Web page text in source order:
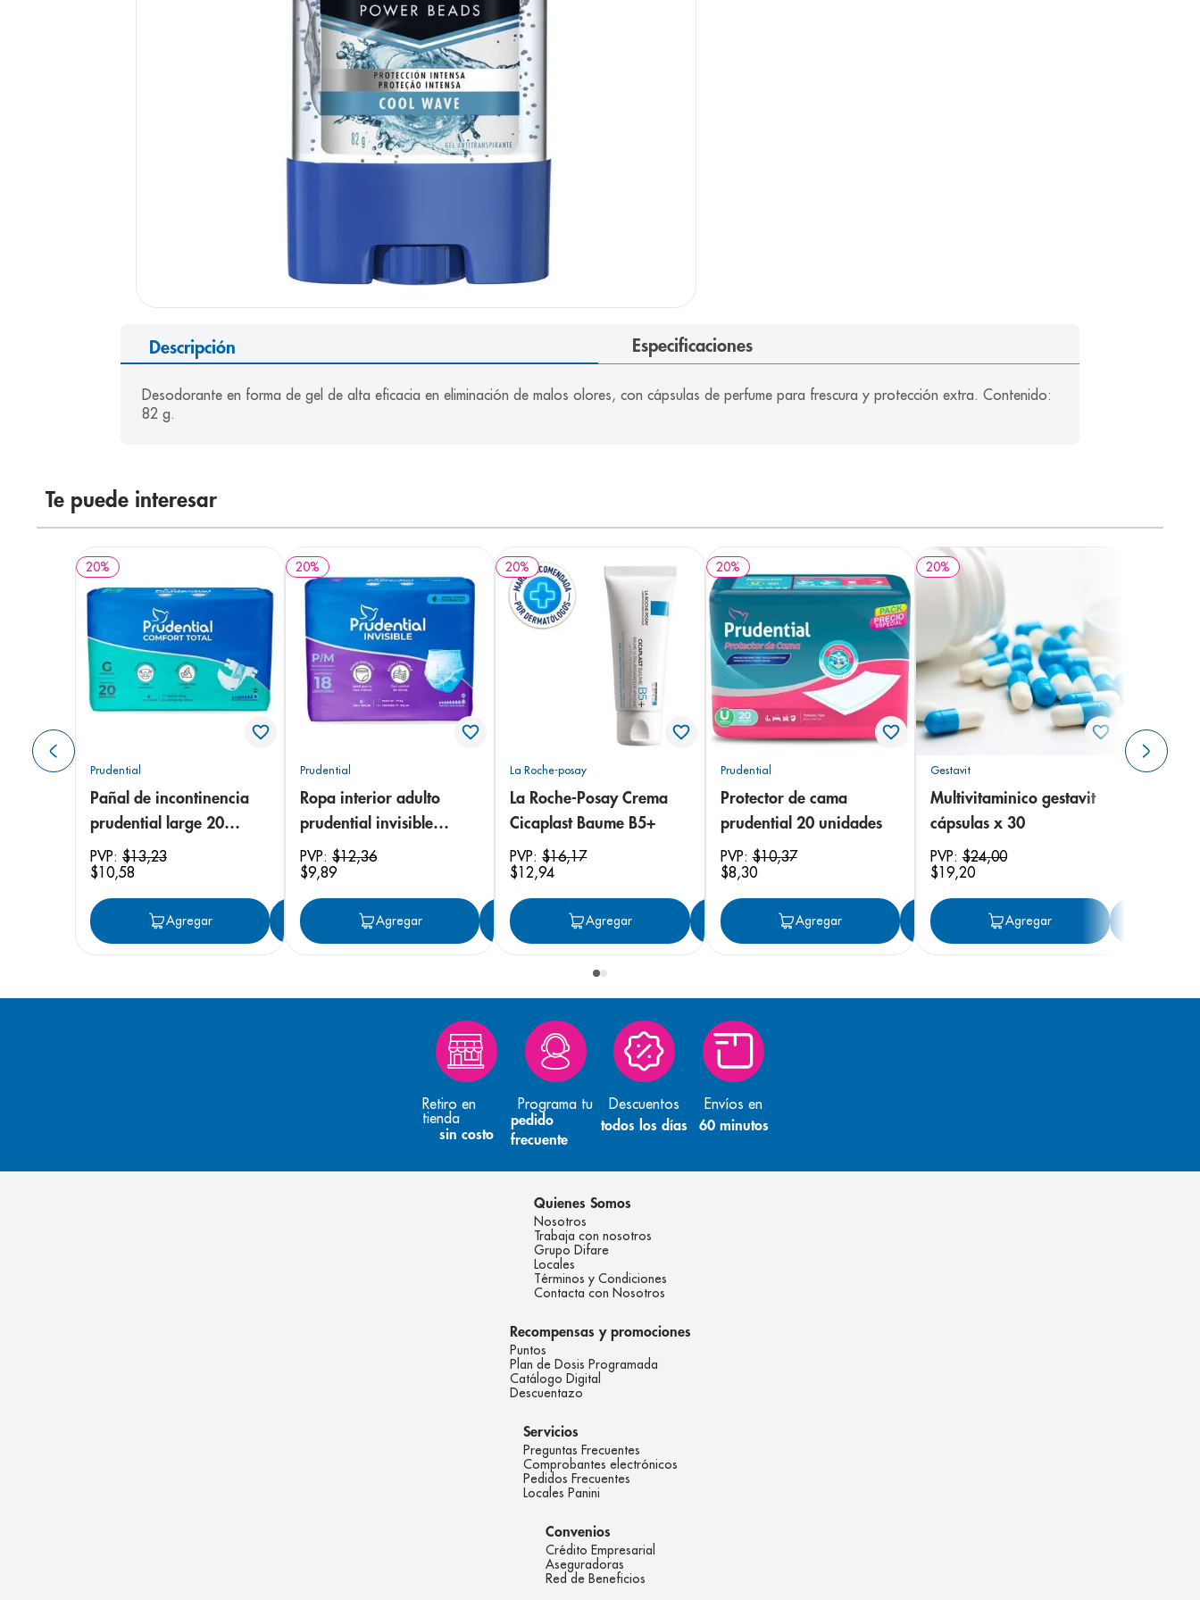
Descripción Especificaciones
Desodorante en forma de gel de alta eficacia en eliminación de malos olores, con cápsulas de perfume para frescura y protección extra. Contenido:
82 g.
Te puede interesar
20%
Prudential
Pañal de incontinencia
prudential large 20
unidades
PVP: $13,23
$10,58
Agregar Agregar
20%
Prudential
Ropa interior adulto
prudential invisible
small/medium 18
unidades
PVP:$12,36
$9,89
Agregar Agregar
20%
La Roche-posay
La Roche-Posay Crema
Cicaplast Baume B5+
PVP:$16,17
$12,94
Agregar Agregar
20%
Prudential
Protector de cama
prudential 20 unidades
PVP:$10,37
$8,30
Agregar Agregar
20%
Gestavit
Multivitaminico gestavit
cápsulas x 30
PVP:$24,00
$19,20
Agregar
Retiro en
tienda
sin costo
Programa tu
pedido
frecuente
Descuentos
todos los días
Envíos en
60 minutos
Quienes Somos
Nosotros
Trabaja con nosotros
Grupo Difare
Locales
Términos y Condiciones
Contacta con Nosotros
Recompensas y promociones
Puntos
Plan de Dosis Programada
Catálogo Digital
Descuentazo
Servicios
Preguntas Frecuentes
Comprobantes electrónicos
Pedidos Frecuentes
Locales Panini
Convenios
Crédito Empresarial
Aseguradoras
Red de Beneficios
pediasure
10.desodorante